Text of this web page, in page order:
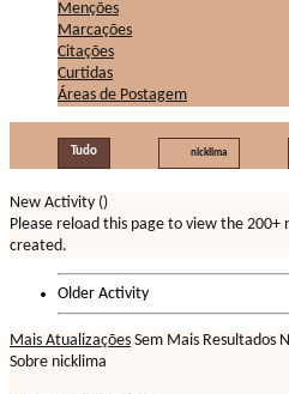
Menções
Marcações
Citações
Curtidas
Áreas de Postagem
Tudo nicklima
New Activity ()
Please reload this page to view the
created.
Older Activity
Mais Atualizações Sem Mais Resultados
Sobre nicklima